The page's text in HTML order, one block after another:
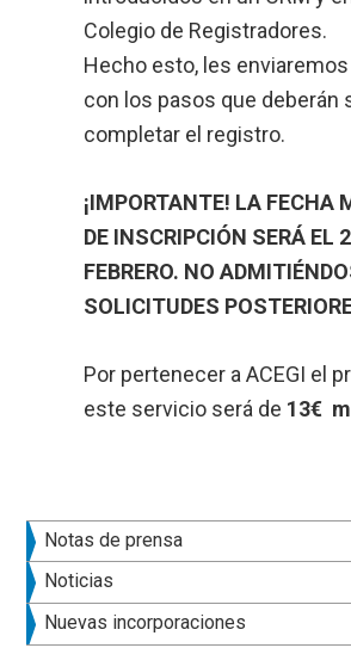
Colegio de Registradores.
Hecho esto, les
con los pasos que deberán
completar el registro.
¡IMPORTANTE! LA FECHA
DE INSCRIPCIÓN SERÁ EL
FEBRERO. NO
SOLICITUDES
Por pertenecer a ACEGI el
este servicio será de 13€
Barra
lateral
principal
Notas de prensa
Noticias
Nuevas incorporaciones